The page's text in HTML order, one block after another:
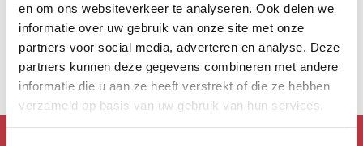
en om ons websiteverkeer te analyseren. Ook delen we
informatie over uw gebruik van onze site met onze
partners voor social media, adverteren en analyse. Deze
partners kunnen deze gegevens combineren met andere
informatie die u aan ze heeft verstrekt of die ze hebben
verzameld op basis van uw gebruik van hun services.
Of lees een artikel uitons archief.
Anders kan je altijd terug naar dehomepage.